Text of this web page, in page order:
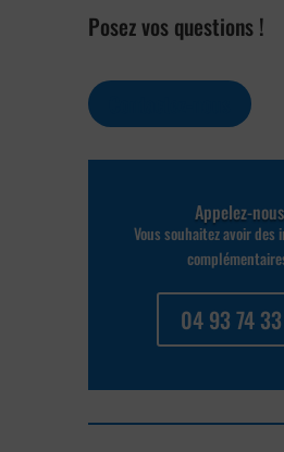
Posez vos questions !
Appelez-
Vous souhaitez avoir des
04 93 74